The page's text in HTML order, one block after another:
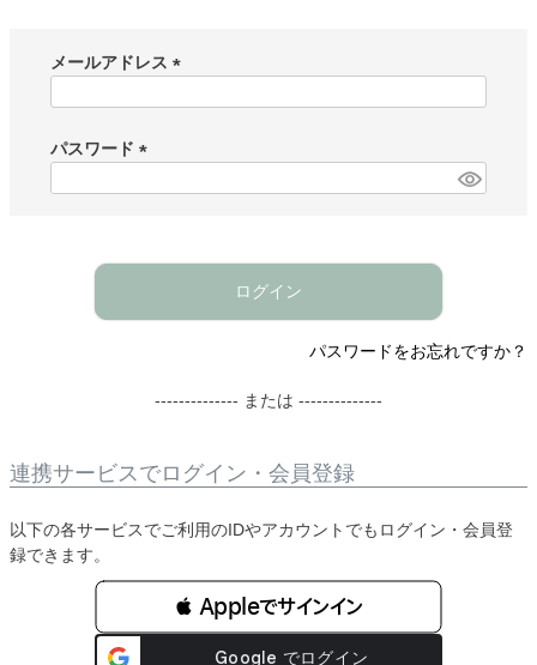
メールアドレス
)
パスワード
ログイン
パスワードをお忘れですか？
-------------- または --------------
連携サービスでログイン・会員登録
以下の各サービスでご利用のIDやアカウントでもログイン・会員登
録できます。
 Appleでサインイン